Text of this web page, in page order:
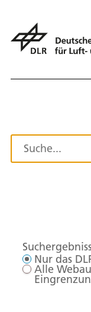
Nur das
Alle